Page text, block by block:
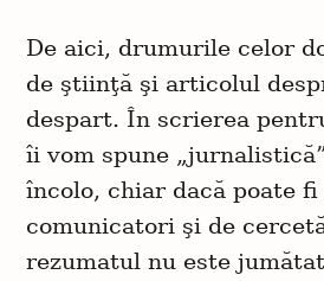
De aici, drumurile celor
de ştiinţă şi articolul
despart. În scrierea
îi vom spune
încolo, chiar dacă poate
comunicatori şi de
rezumatul nu este